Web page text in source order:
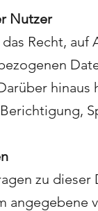
Nutzer
das Recht,
zu
angegebene